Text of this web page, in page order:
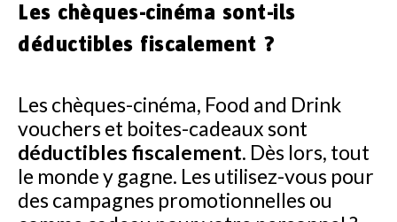
Les chèques-cinéma sont-ils
déductibles fiscalement ?
Les chèques-cinéma, Food and Drink
vouchers et boites-cadeaux sont
déductibles fiscalement. Dès lors, tout
le monde y gagne. Les utilisez-vous pour
des campagnes promotionnelles ou